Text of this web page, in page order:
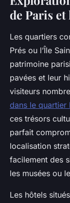
de Paris
Les quartiers
Prés ou l’Île
patrimoine
pavées et leur
visiteurs
dans le quartier
ces trésors
parfait
localisation
facilement des
les musées ou
Les hôtels